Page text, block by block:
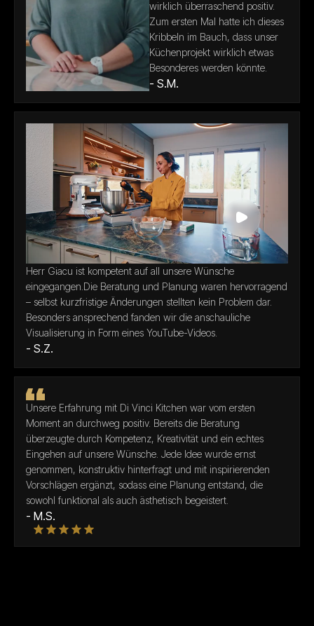
wirklich überraschend positiv.
Zum ersten Mal hatte ich dieses
Kribbeln im Bauch, dass unser
Küchenprojekt wirklich etwas
Besonderes werden könnte.
- S.M.
Herr Giacu ist kompetent auf all unsere Wünsche
eingegangen.Die Beratung und Planung waren hervorragend
– selbst kurzfristige Änderungen stellten kein Problem dar.
Besonders ansprechend fanden wir die anschauliche
Visualisierung in Form eines YouTube-Videos.
- S.Z.
Unsere Erfahrung mit Di Vinci Kitchen war vom ersten
Moment an durchweg positiv. Bereits die Beratung
überzeugte durch Kompetenz, Kreativität und ein echtes
Eingehen auf unsere Wünsche. Jede Idee wurde ernst
genommen, konstruktiv hinterfragt und mit inspirierenden
Vorschlägen ergänzt, sodass eine Planung entstand, die
sowohl funktional als auch ästhetisch begeistert.
- M.S.